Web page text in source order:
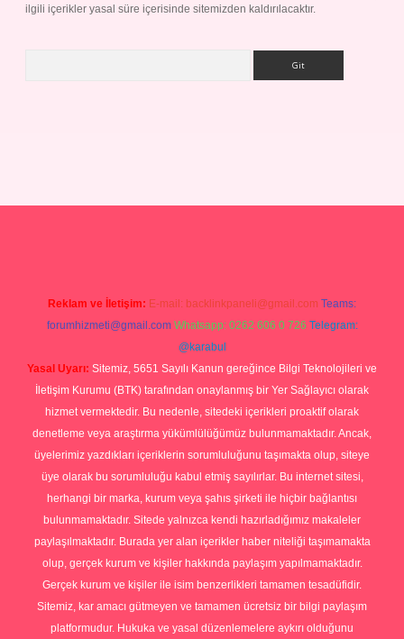
ilgili içerikler yasal süre içerisinde sitemizden kaldırılacaktır.
Reklam ve İletişim: E-mail: backlinkpaneli@gmail.com Teams:
forumhizmeti@gmail.com Whatsapp: 0262 606 0 726 Telegram:
@karabul
Yasal Uyarı: Sitemiz, 5651 Sayılı Kanun gereğince Bilgi Teknolojileri ve
İletişim Kurumu (BTK) tarafından onaylanmış bir Yer Sağlayıcı olarak
hizmet vermektedir. Bu nedenle, sitedeki içerikleri proaktif olarak
denetleme veya araştırma yükümlülüğümüz bulunmamaktadır. Ancak,
üyelerimiz yazdıkları içeriklerin sorumluluğunu taşımakta olup, siteye
üye olarak bu sorumluluğu kabul etmiş sayılırlar. Bu internet sitesi,
herhangi bir marka, kurum veya şahıs şirketi ile hiçbir bağlantısı
bulunmamaktadır. Sitede yalnızca kendi hazırladığımız makaleler
paylaşılmaktadır. Burada yer alan içerikler haber niteliği taşımamakta
olup, gerçek kurum ve kişiler hakkında paylaşım yapılmamaktadır.
Gerçek kurum ve kişiler ile isim benzerlikleri tamamen tesadüfidir.
Sitemiz, kar amacı gütmeyen ve tamamen ücretsiz bir bilgi paylaşım
platformudur. Hukuka ve yasal düzenlemelere aykırı olduğunu